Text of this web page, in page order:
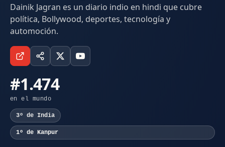
Dainik Jagran es un diario indio en hindi que cubre
política, Bollywood, deportes, tecnología y
automoción.
#1.474
en el mundo
3º de India
1º de Kanpur